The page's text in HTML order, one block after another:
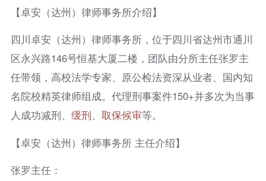
【卓安（达州）律师事务所介绍】
四川卓安（达州）律师事务所，位于四川省达州市通川
区永兴路146号恒基大厦二楼，团队由分所主任张罗主
任带领，高校法学专家、原公检法资深从业者、国内知
名院校精英律师组成。代理刑事案件150+并多次为当事
人成功减刑、 缓刑、 取保候审等。
【卓安（达州）律师事务所 主任介绍】
张罗主任：